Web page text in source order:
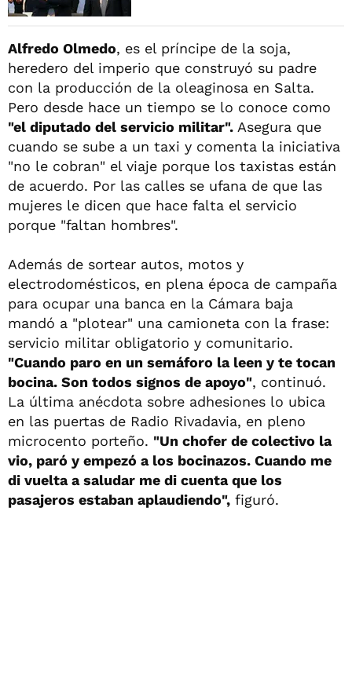
Alfredo Olmedo, es el príncipe de la soja,
heredero del imperio que construyó su padre
con la producción de la oleaginosa en Salta.
Pero desde hace un tiempo se lo conoce como
"el diputado del servicio militar". Asegura que
cuando se sube a un taxi y comenta la iniciativa
"no le cobran" el viaje porque los taxistas están
de acuerdo. Por las calles se ufana de que las
mujeres le dicen que hace falta el servicio
porque "faltan hombres".
Además de sortear autos, motos y
electrodomésticos, en plena época de campaña
para ocupar una banca en la Cámara baja
mandó a "plotear" una camioneta con la frase:
servicio militar obligatorio y comunitario.
"Cuando paro en un semáforo la leen y te tocan
bocina. Son todos signos de apoyo", continuó.
La última anécdota sobre adhesiones lo ubica
en las puertas de Radio Rivadavia, en pleno
microcento porteño. "Un chofer de colectivo la
vio, paró y empezó a los bocinazos. Cuando me
di vuelta a saludar me di cuenta que los
pasajeros estaban aplaudiendo", figuró.